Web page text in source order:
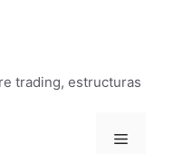
trading, estructuras
Menú